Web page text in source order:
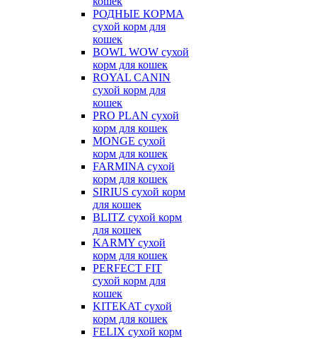
РОДНЫЕ КОРМА
сухой корм для
кошек
BOWL WOW сухой
корм для кошек
ROYAL CANIN
сухой корм для
кошек
PRO PLAN сухой
корм для кошек
MONGE сухой
корм для кошек
FARMINA сухой
корм для кошек
SIRIUS сухой корм
для кошек
BLITZ сухой корм
для кошек
KARMY сухой
корм для кошек
PERFECT FIT
сухой корм для
кошек
KITEKAT сухой
корм для кошек
FELIX сухой корм